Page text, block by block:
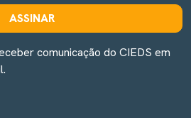
ASSINAR
comunicação do CIEDS em